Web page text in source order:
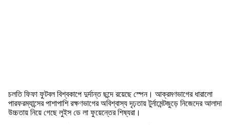
চলতি ফিফা ফুটবল বিশ্বকাপে দুর্দান্ত ছন্দে রয়েছে স্পেন। আক্রমণভাগের ধারালো
পারফরম্যান্সের পাশাপাশি রক্ষণভাগের অবিশ্বাস্য দৃঢ়তায় টুর্নামেন্টজুড়ে নিজেদের আলাদা
উচ্চতায় নিয়ে গেছে লুইস ডে লা ফুয়েন্তের শিষ্যরা।